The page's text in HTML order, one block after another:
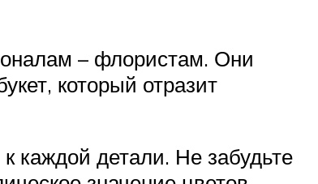
– флористам. Они
который отразит
каждой детали. Не забудьте